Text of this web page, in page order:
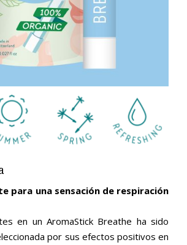
para una sensación de respiración
y clara.
en un AromaStick Breathe ha sido
por sus efectos positivos en